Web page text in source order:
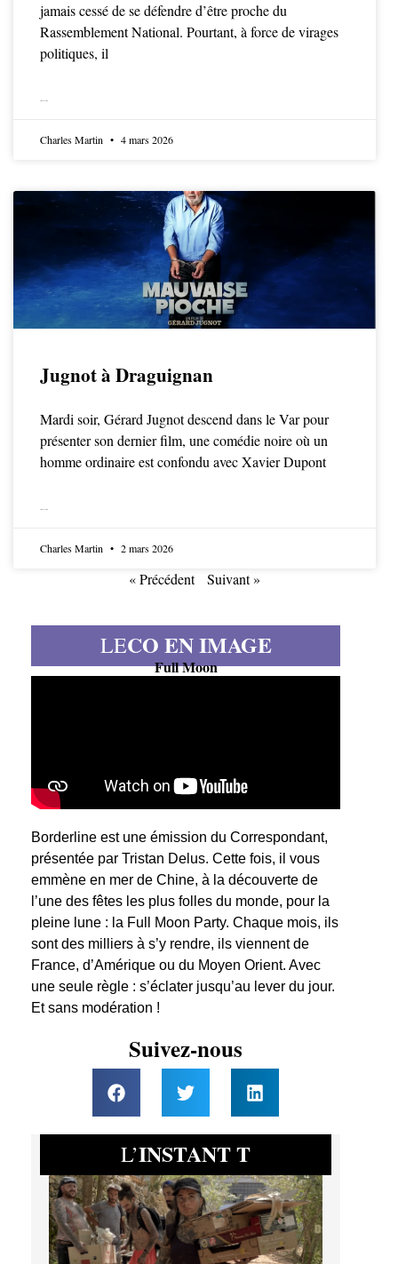
jamais cessé de se défendre d’être proche du
Rassemblement National. Pourtant, à force de virages
politiques, il
Charles Martin 4 mars 2026
Jugnot à Draguignan
Mardi soir, Gérard Jugnot descend dans le Var pour
présenter son dernier film, une comédie noire où un
homme ordinaire est confondu avec Xavier Dupont
Charles Martin 2 mars 2026
« Précédent Suivant »
LECO EN IMAGE
Full Moon
Borderline est une émission du Correspondant,
présentée par Tristan Delus. Cette fois, il vous
emmène en mer de Chine, à la découverte de
l’une des fêtes les plus folles du monde, pour la
pleine lune : la Full Moon Party. Chaque mois, ils
sont des milliers à s’y rendre, ils viennent de
France, d’Amérique ou du Moyen Orient. Avec
une seule règle : s’éclater jusqu’au lever du jour.
Et sans modération !
Suivez-nous
L’INSTANT T